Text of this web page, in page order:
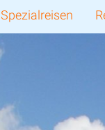
Spezialreisen